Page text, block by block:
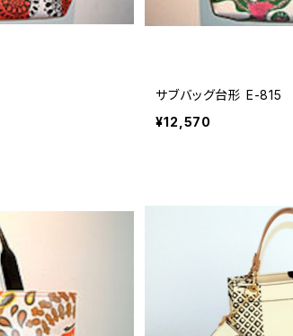
サブバッグ台形 E-815
¥12,570